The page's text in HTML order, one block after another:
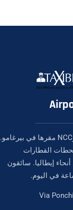
سيارات خدمة سيارات الأجرة وNCC مقرها في بيرغامو.
القطارات
إيطاليا. سائقون